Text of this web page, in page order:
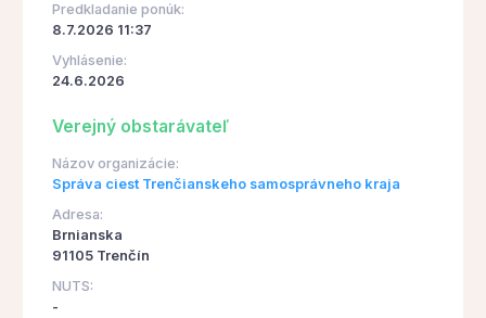
Predkladanie ponúk:
8.7.2026 11:37
Vyhlásenie:
24.6.2026
Verejný obstarávateľ
Názov organizácie:
Správa ciest Trenčianskeho samosprávneho kraja
Adresa:
Brnianska
91105 Trenčín
NUTS:
-